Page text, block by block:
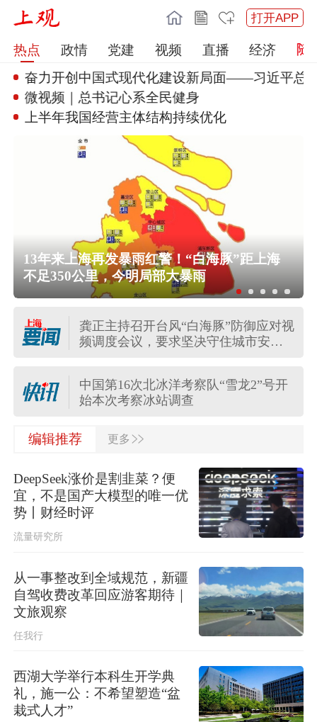
打开APP
热点 政情 党建 视频 直播
经济
奋力开创中国式现代化建设新局面——习近平总书
微视频｜总书记心系全民健身
上半年我国经营主体结构持续优化
13年来上海再发暴雨红警！“白海豚”距上海
不足350公里，今明局部大暴雨
龚正主持召开台风“白海豚”防御应对视
频调度会议，要求坚决守住城市安全
“白海豚”将登陆，上海公园临时关闭
中国第16次北冰洋考察队“雪龙2”号开
始本次考察冰站调查
上海市气象台13时更新中心城区暴雨
上海全域长途客运班次全部停运，上
海长途客运总站临时关停
受台风“白海豚”影响，上海地铁5号
13年来上海再发暴雨红警！“白海豚”距
上海不足350公里，今明局部大暴雨
中国第16次北冰洋考察队“雪龙2”号开
编辑推荐 更多 >>
DeepSeek涨价是割韭菜？便
宜，不是国产大模型的唯一优
势丨财经时评
流量研究所
从一事整改到全域规范，新疆
自驾收费改革回应游客期待｜
文旅观察
任我行
西湖大学举行本科生开学典
礼，施一公：不希望塑造“盆
栽式人才”